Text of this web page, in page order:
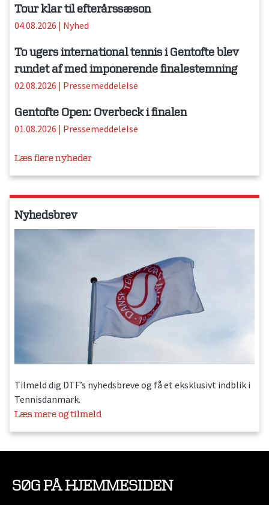
Tour klar til efterårssæson
04.08.2026 | Nyhed
To ugers international tennis i Gentofte blev
rundet af med imponerende finalestemning
02.08.2026 | Pressemeddelelse
Gentofte Open: Overbeck i finalen
01.08.2026 | Pressemeddelelse
Læs flere nyheder
Nyhedsbrev
Tilmeld dig DTF’s nyhedsbreve og få et eksklusivt indblik i
Tennisdanmark.
Læs mere og tilmeld
SØG PÅ HJEMMESIDEN